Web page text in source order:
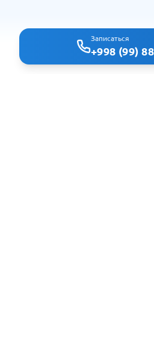
Записаться
+998 (99)